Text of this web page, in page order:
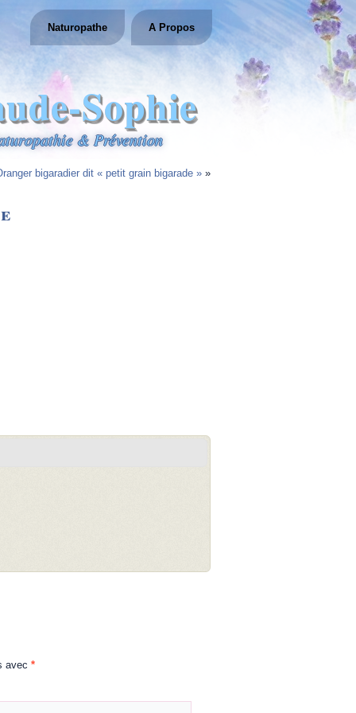
Sophie
& Prévention
Naturopathe A Propos
bigaradier dit « petit grain bigarade » »
avec *